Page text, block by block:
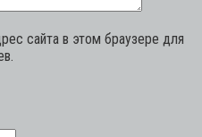
сайта в этом браузере для